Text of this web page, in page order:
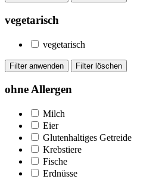
vegetarisch
vegetarisch
ohne Allergen
Milch
Eier
Glutenhaltiges Getreide
Krebstiere
Fische
Erdnüsse